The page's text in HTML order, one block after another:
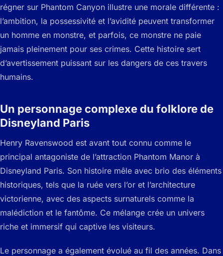
régner sur Phantom Canyon illustre une morale différente :
l’ambition, la possessivité et l’avidité peuvent transformer
un homme en monstre, et parfois, ce monstre ne paie
jamais pleinement pour ses crimes. Cette histoire sert
d’avertissement puissant sur les dangers de ces travers
humains.
Un personnage complexe du folklore de
Disneyland Paris
Henry Ravenswood est avant tout connu comme le
principal antagoniste de l’attraction Phantom Manor à
Disneyland Paris. Son histoire mêle avec brio des éléments
historiques, tels que la ruée vers l’or et l’architecture
victorienne, avec des aspects surnaturels comme la
malédiction et le fantôme. Ce mélange crée un univers
riche et immersif qui captive les visiteurs.
Le personnage a également évolué au fil des années. Dans